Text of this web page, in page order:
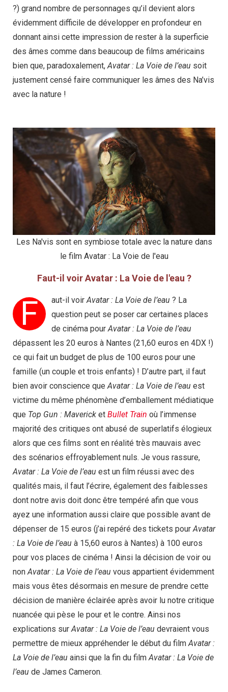
?) grand nombre de personnages qu’il devient alors
évidemment difficile de développer en profondeur en
donnant ainsi cette impression de rester à la superficie
des âmes comme dans beaucoup de films américains
bien que, paradoxalement,Avatar : La Voie de l’eau soit
justement censé faire communiquer les âmes des Na’vis
avec la nature !
Les Na'vis sont en symbiose totale avec la nature dans
le film Avatar : La Voie de l'eau
Faut-il voir Avatar : La Voie de l'eau ?
F aut-il voirAvatar : La Voie de l’eau ? La
question peut se poser car certaines places
de cinéma pourAvatar : La Voie de l’eau
dépassent les 20 euros à Nantes (21,60 euros en 4DX !)
ce qui fait un budget de plus de 100 euros pour une
famille (un couple et trois enfants) ! D’autre part, il faut
bien avoir conscience queAvatar : La Voie de l’eau est
victime du même phénomène d’emballement médiatique
que Top Gun : Maverick et Bullet Train où l’immense
majorité des critiques ont abusé de superlatifs élogieux
alors que ces films sont en réalité très mauvais avec
des scénarios effroyablement nuls. Je vous rassure,
Avatar : La Voie de l’eau est un film réussi avec des
qualités mais, il faut l’écrire, également des faiblesses
dont notre avis doit donc être tempéré afin que vous
ayez une information aussi claire que possible avant de
dépenser de 15 euros (j’ai repéré des tickets pourAvatar
: La Voie de l’eau à 15,60 euros à Nantes) à 100 euros
pour vos places de cinéma ! Ainsi la décision de voir ou
nonAvatar : La Voie de l’eau vous appartient évidemment
mais vous êtes désormais en mesure de prendre cette
décision de manière éclairée après avoir lu notre critique
nuancée qui pèse le pour et le contre. Ainsi nos
explications surAvatar : La Voie de l’eau devraient vous
permettre de mieux appréhender le début du filmAvatar :
La Voie de l’eau ainsi que la fin du filmAvatar : La Voie de
l’eau de James Cameron.